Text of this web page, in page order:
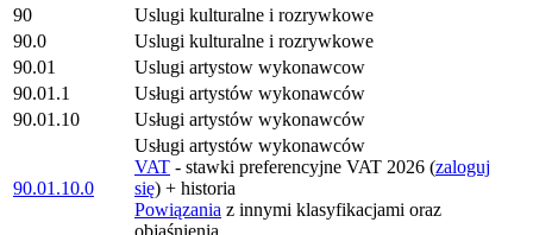
90
Uslugi kulturalne i rozrywkowe
90.0
Uslugi kulturalne i rozrywkowe
90.01
Uslugi artystow wykonawcow
90.01.1
Usługi artystów wykonawców
90.01.10
Usługi artystów wykonawców
90.01.10.0
Usługi artystów wykonawców
VAT - stawki preferencyjne VAT 2026 (zaloguj
się) + historia
Powiązania z innymi klasyfikacjami oraz
objaśnienia